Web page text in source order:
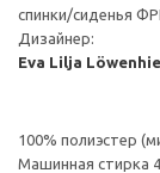
спинки/сиденья
Дизайнер:
Eva Lilja
100% полиэстер
Машинная стирка